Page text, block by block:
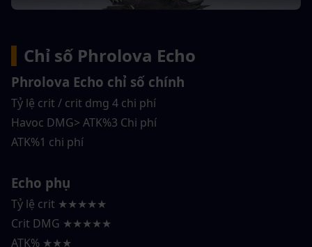
Chỉ số Phrolova Echo
Phrolova Echo chỉ số chính
Tỷ lệ crit / crit dmg 4 chi phí
Havoc DMG> ATK%3 Chi phí
ATK%1 chi phí
Echo phụ
Tỷ lệ crit ★★★★★
Crit DMG ★★★★★
ATK% ★★★